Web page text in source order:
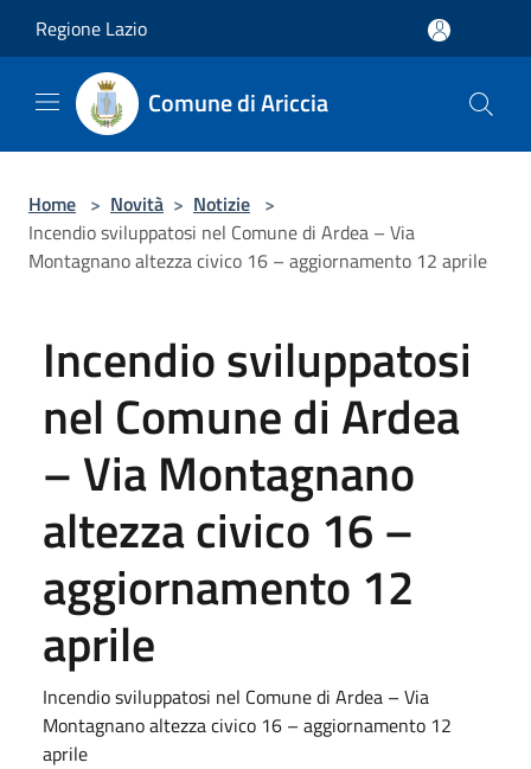
Regione Lazio
Comune di Ariccia
Home > Novità > Notizie >
Incendio sviluppatosi nel Comune di Ardea – Via
Montagnano altezza civico 16 – aggiornamento 12 aprile
Incendio sviluppatosi
nel Comune di Ardea
– Via Montagnano
altezza civico 16 –
aggiornamento 12
aprile
Incendio sviluppatosi nel Comune di Ardea – Via
Montagnano altezza civico 16 – aggiornamento 12
aprile